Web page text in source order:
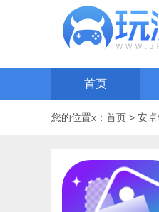
首页
您的位置x： 首页 > 安